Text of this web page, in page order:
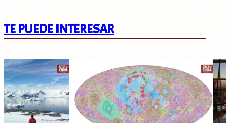
TE PUEDE INTERESAR